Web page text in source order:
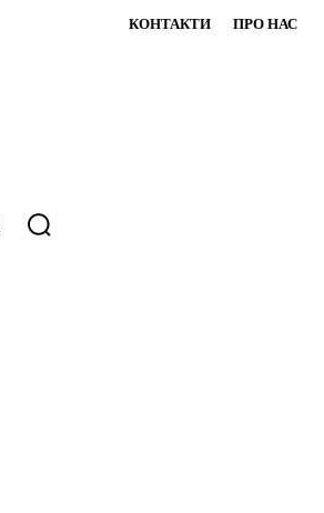
КОНТАКТИ ПРО НАС